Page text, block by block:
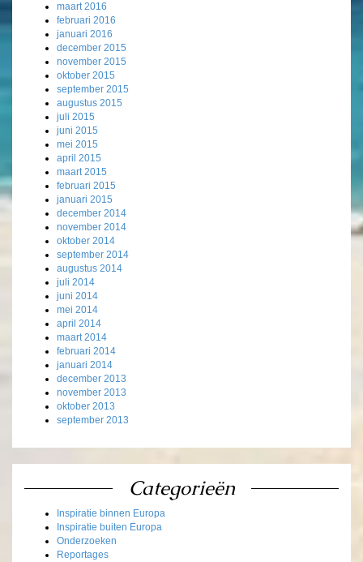
maart 2016
februari 2016
januari 2016
december 2015
november 2015
oktober 2015
september 2015
augustus 2015
juli 2015
juni 2015
mei 2015
april 2015
maart 2015
februari 2015
januari 2015
december 2014
november 2014
oktober 2014
september 2014
augustus 2014
juli 2014
juni 2014
mei 2014
april 2014
maart 2014
februari 2014
januari 2014
december 2013
november 2013
oktober 2013
september 2013
Categorieën
Inspiratie binnen Europa
Inspiratie buiten Europa
Onderzoeken
Reportages